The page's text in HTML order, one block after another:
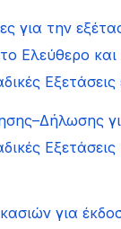
για την
Ελεύθερο και
για